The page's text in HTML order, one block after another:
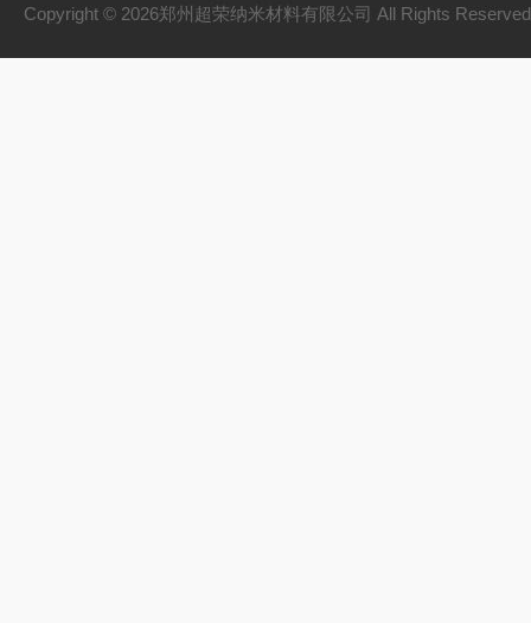
Copyright © 2026郑州超荣纳米材料有限公司 All Rights